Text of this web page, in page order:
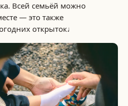
Всей семьёй можно
— это также
открыток♩